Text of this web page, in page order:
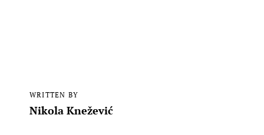
WRITTEN BY
Nikola Knežević